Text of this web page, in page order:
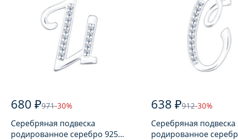
680 ₽971-30%
Серебряная подвеска
родированное серебро 925
638 ₽912-30%
Серебряная подвеска
родированное